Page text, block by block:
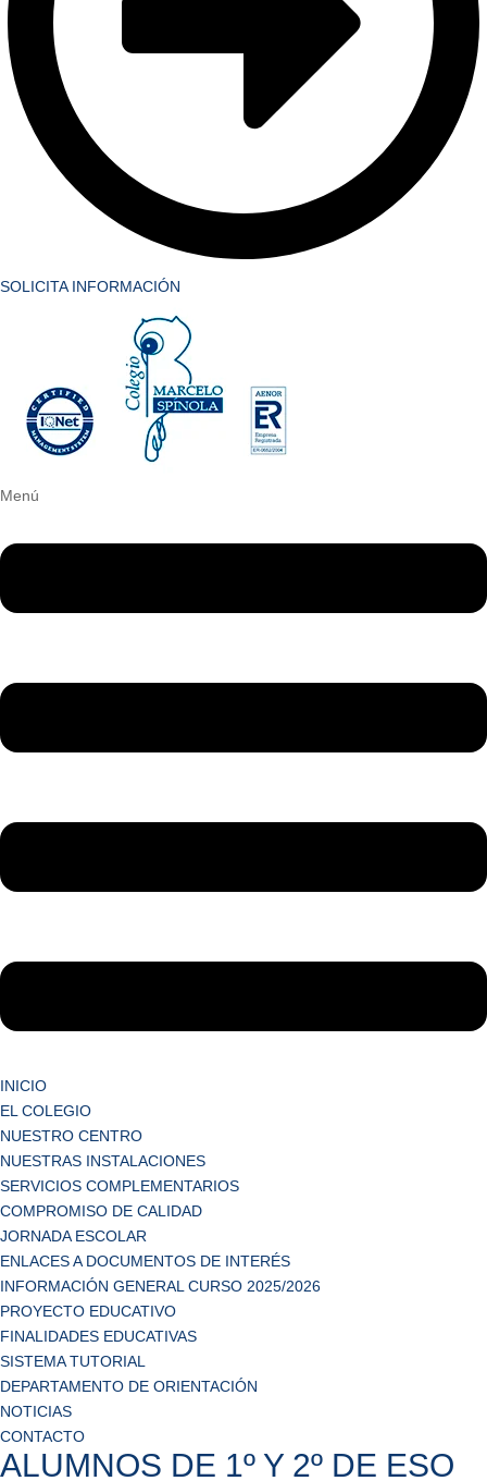
SOLICITA INFORMACIÓN
Menú
INICIO
EL COLEGIO
NUESTRO CENTRO
NUESTRAS INSTALACIONES
SERVICIOS COMPLEMENTARIOS
COMPROMISO DE CALIDAD
JORNADA ESCOLAR
ENLACES A DOCUMENTOS DE INTERÉS
INFORMACIÓN GENERAL CURSO 2025/2026
PROYECTO EDUCATIVO
FINALIDADES EDUCATIVAS
SISTEMA TUTORIAL
DEPARTAMENTO DE ORIENTACIÓN
NOTICIAS
CONTACTO
ALUMNOS DE 1º Y 2º DE ESO